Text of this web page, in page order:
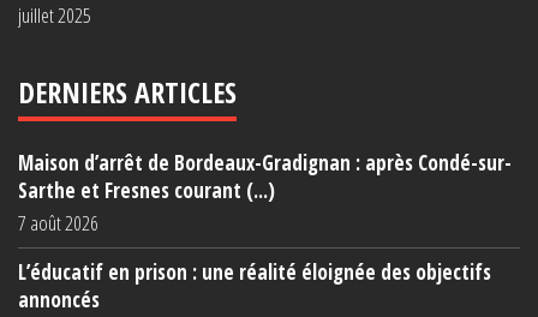
juillet 2025
DERNIERS ARTICLES
Maison d’arrêt de Bordeaux-Gradignan : après Condé-sur-
Sarthe et Fresnes courant (...)
7 août 2026
L’éducatif en prison : une réalité éloignée des objectifs
annoncés